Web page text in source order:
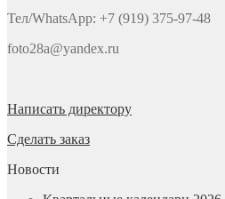
Тел/WhatsApp: +7 (919) 375-97-48
foto28a@yandex.ru
Написать директору
Сделать заказ
Новости